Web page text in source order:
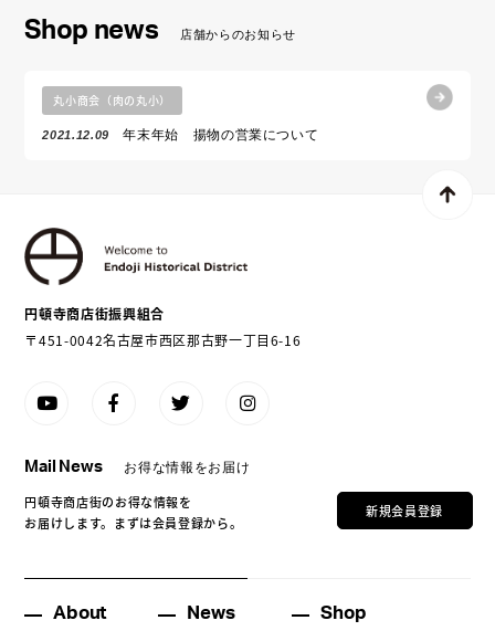
Shop news 店舗からのお知らせ
丸小商会（肉の丸小）
2021.12.09 年末年始 揚物の営業について
円頓寺商店街振興組合
〒451-0042名古屋市西区那古野一丁目6-16
Mail News お得な情報をお届け
円頓寺商店街のお得な情報を
お届けします。まずは会員登録から。
新規会員登録
About News Shop